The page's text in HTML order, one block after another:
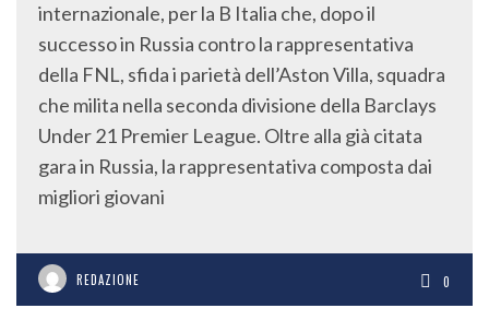
internazionale, per la B Italia che, dopo il
successo in Russia contro la rappresentativa
della FNL, sfida i parietà dell’Aston Villa, squadra
che milita nella seconda divisione della Barclays
Under 21 Premier League. Oltre alla già citata
gara in Russia, la rappresentativa composta dai
migliori giovani
REDAZIONE 0